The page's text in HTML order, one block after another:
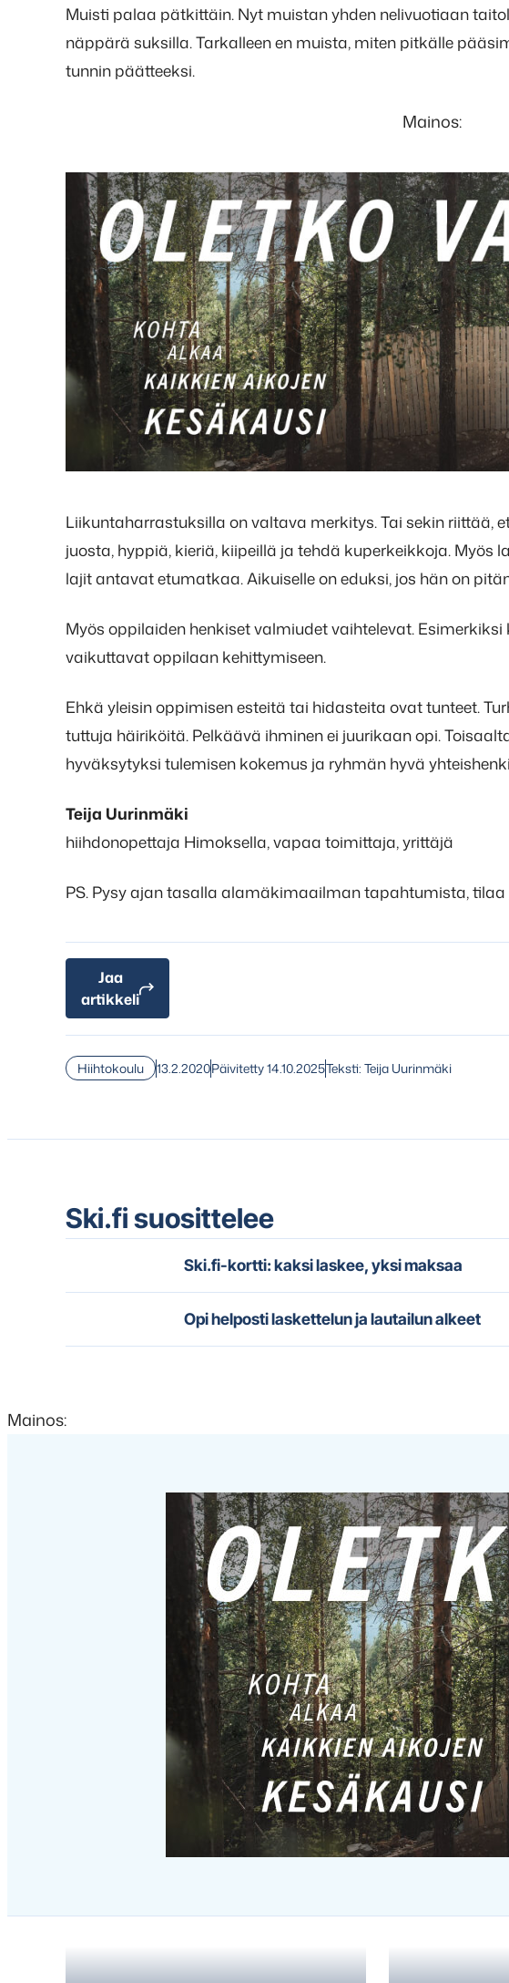
Muisti palaa pätkittäin. Nyt muistan yhden nelivuotiaan
näppärä suksilla. Tarkalleen en muista, miten pitkälle
tunnin päätteeksi.
Mainos:
Liikuntaharrastuksilla on valtava merkitys. Tai sekin riittää,
juosta, hyppiä, kieriä, kiipeillä ja tehdä kuperkeikkoja. Myös
lajit antavat etumatkaa. Aikuiselle on eduksi, jos hän on
Myös oppilaiden henkiset valmiudet vaihtelevat.
vaikuttavat oppilaan kehittymiseen.
Ehkä yleisin oppimisen esteitä tai hidasteita ovat tunteet.
tuttuja häiriköitä. Pelkäävä ihminen ei juurikaan opi.
hyväksytyksi tulemisen kokemus ja ryhmän hyvä
Teija Uurinmäki
hiihdonopettaja Himoksella, vapaa toimittaja, yrittäjä
PS. Pysy ajan tasalla alamäkimaailman tapahtumista, tilaa
Jaa
artikkeli
Hiihtokoulu 13.2.2020Päivitetty 14.10.2025Teksti: Teija Uurinmäki
Ski.fi suosittelee
Ski.fi-kortti: kaksi laskee, yksi maksaa
Opi helposti laskettelun ja lautailun alkeet
Mainos: